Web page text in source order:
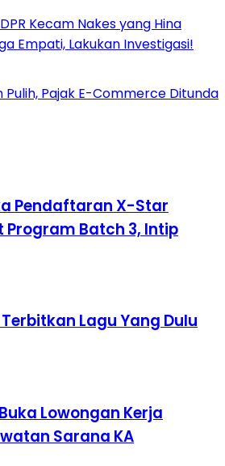
Kecam Nakes yang Hina
Empati, Lakukan Investigasi!
Pulih, Pajak E-Commerce Ditunda
Pendaftaran X-Star
Program Batch 3, Intip
Lagu Yang Dulu
Lowongan Kerja
Sarana KA